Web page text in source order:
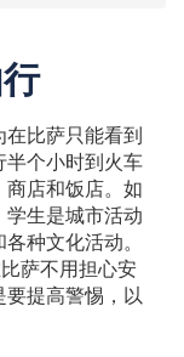
比萨只能看到
个小时到火车
店和饭店。如
生是城市活动
种文化活动。
萨不用担心安
提高警惕，以